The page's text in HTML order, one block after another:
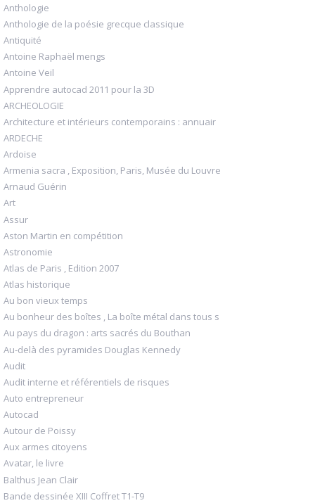
Anthologie
Anthologie de la poésie grecque classique
Antiquité
Antoine Raphaël mengs
Antoine Veil
Apprendre autocad 2011 pour la 3D
ARCHEOLOGIE
Architecture et intérieurs contemporains : annuair
ARDECHE
Ardoise
Armenia sacra , Exposition, Paris, Musée du Louvre
Arnaud Guérin
Art
Assur
Aston Martin en compétition
Astronomie
Atlas de Paris , Edition 2007
Atlas historique
Au bon vieux temps
Au bonheur des boîtes , La boîte métal dans tous s
Au pays du dragon : arts sacrés du Bouthan
Au-delà des pyramides Douglas Kennedy
Audit
Audit interne et référentiels de risques
Auto entrepreneur
Autocad
Autour de Poissy
Aux armes citoyens
Avatar, le livre
Balthus Jean Clair
Bande dessinée XIII Coffret T1-T9